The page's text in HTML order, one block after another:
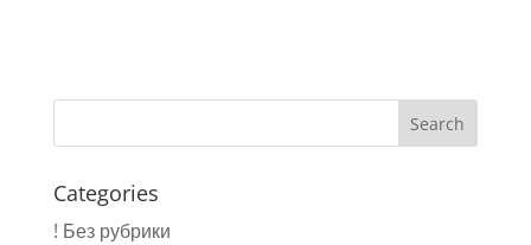
Categories
! Без рубрики